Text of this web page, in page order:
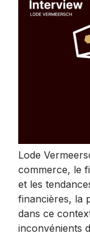
Lode
commerce, le
et les
financières, la
dans ce
inconvénients